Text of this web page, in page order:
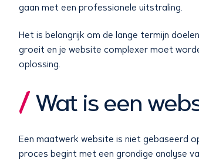
gaan met een professionele uitstraling.
Het is belangrijk om de lange termijn
groeit en je website complexer moet
oplossing.
Wat is een
Een maatwerk website is niet gebaseerd
proces begint met een grondige analyse